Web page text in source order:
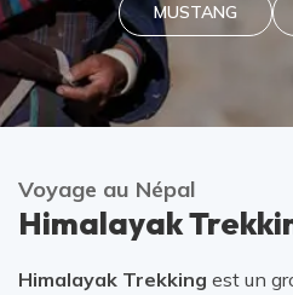
MUSTANG
Voyage au Népal
Himalayak
Himalayak Trekking est un